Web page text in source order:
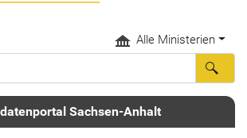
Alle Ministerien
Sachsen-Anhalt